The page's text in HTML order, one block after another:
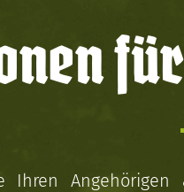
Ihren